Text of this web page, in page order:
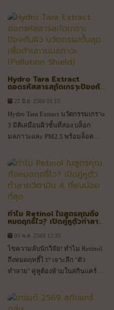
อย่างปลอดภัยที่นี่
Hydro Tara Extract
ถอดรหัสสารสกัดเกราะป้องกัน
ต้านทานมลภาวะ (Pollution
Shield)
22 มิ.ย. 2569 01:15
Hydro Tara Extract นวัตกรรมเกราะ
3 มิติเสมือนผิวชั้นที่สอง บล็อก
มลภาวะและ PM2.5 พร้อมล็อค
ก่อนวัยล้ำลึกระดับเซลล์
ทำไม Retinol ในสูตรคุณถึง
หมดฤทธิ์ไว? เปิดคู่หูตัวทำลาย
05 พ.ค. 2569 12:35
ไขความลับนักวิจัย! ทำไม Retinol
ถึงหมดฤทธิ์ไว? เจาะลึก "ตัว
ทำลาย" คู่หูต้องห้ามในสกินแคร์
เสถียรและเห็นผลจริง